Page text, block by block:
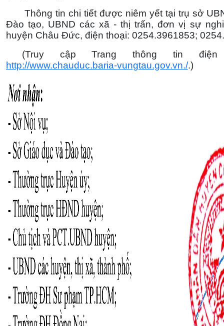
Thông tin chi tiết được niêm yết tại trụ sở
Đào tạo, UBND các xã - thị trấn, đơn vị sự
huyện Châu Đức, điện thoại: 0254.3961853;
(Truy cập Trang thông tin
http://www.chauduc.baria-vungtau.gov.vn./.)